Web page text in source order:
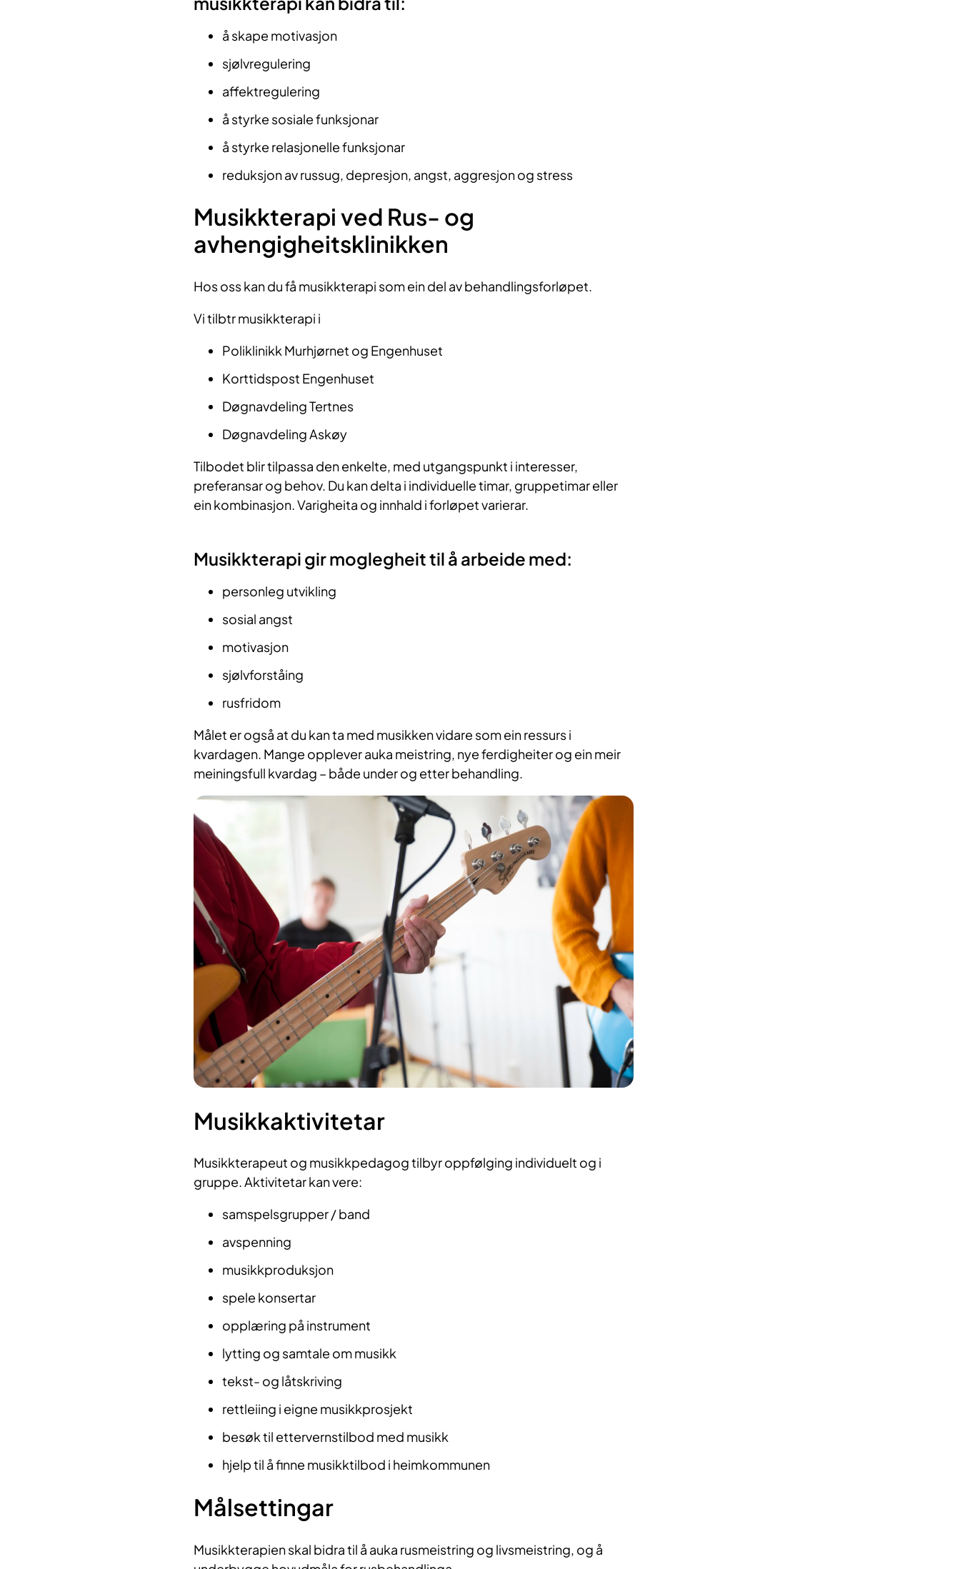
å skape motivasjon
sjølvregulering
affektregulering
å styrke sosiale funksjonar
å styrke relasjonelle funksjonar
reduksjon av russug, depresjon, angst, aggresjon og stress
Musikkterapi ved Rus- og
avhengigheitsklinikken
Hos oss kan du få musikkterapi som ein del av behandlingsforløpet.
Vi tilbtr musikkterapi i
Poliklinikk Murhjørnet og Engenhuset
Korttidspost Engenhuset
Døgnavdeling Tertnes
Døgnavdeling Askøy
Tilbodet blir tilpassa den enkelte, med utgangspunkt i interesser,
preferansar og behov. Du kan delta i individuelle timar, gruppetimar eller
ein kombinasjon. Varigheita og innhald i forløpet varierar.
Musikkterapi gir moglegheit til å arbeide med:
personleg utvikling
sosial angst
motivasjon
sjølvforståing
rusfridom
Målet er også at du kan ta med musikken vidare som ein ressurs i
kvardagen. Mange opplever auka meistring, nye ferdigheiter og ein meir
meiningsfull kvardag – både under og etter behandling.
Musikkaktivitetar
Musikkterapeut og musikkpedagog tilbyr oppfølging individuelt og i
gruppe. Aktivitetar kan vere:
samspelsgrupper / band
avspenning
musikkproduksjon
spele konsertar
opplæring på instrument
lytting og samtale om musikk
tekst- og låtskriving
rettleiing i eigne musikkprosjekt
besøk til ettervernstilbod med musikk
hjelp til å finne musikktilbod i heimkommunen
Målsettingar
Musikkterapien skal bidra til å auka rusmeistring og livsmeistring, og å